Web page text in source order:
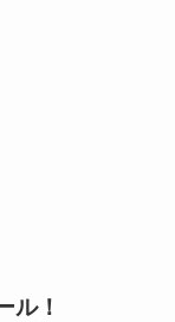
ル！